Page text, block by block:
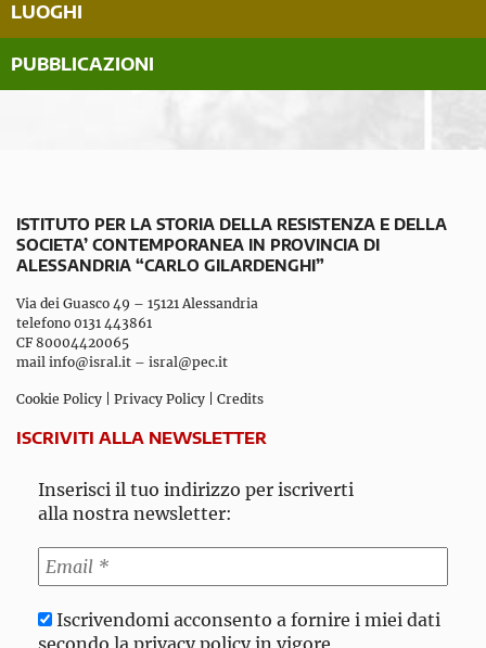
LUOGHI
PUBBLICAZIONI
ISTITUTO PER LA STORIA DELLA RESISTENZA E DELLA
SOCIETA’ CONTEMPORANEA IN PROVINCIA DI
ALESSANDRIA “CARLO GILARDENGHI”
Via dei Guasco 49 – 15121 Alessandria
telefono 0131 443861
CF 80004420065
mail info@isral.it – isral@pec.it
Cookie Policy Privacy Policy Credits
ISCRIVITI ALLA NEWSLETTER
Inserisci il tuo indirizzo per iscriverti
alla nostra newsletter:
Iscrivendomi acconsento a fornire i miei dati